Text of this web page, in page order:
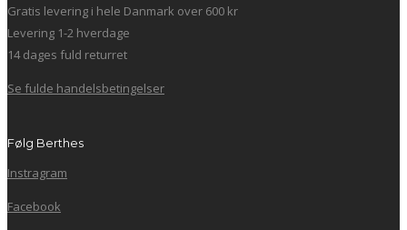
Gratis levering i hele Danmark over 600 kr
Levering 1-2 hverdage
14 dages fuld returret
Se fulde handelsbetingelser
Følg Berthes
Instragram
Facebook